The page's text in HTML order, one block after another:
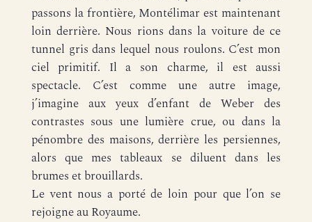
passons la frontière, Montélimar est maintenant
loin derrière. Nous rions dans la voiture de ce
tunnel gris dans lequel nous roulons. C’est mon
ciel primitif. Il a son charme, il est aussi
spectacle. C’est comme une autre image,
j’imagine aux yeux d’enfant de Weber des
contrastes sous une lumière crue, ou dans la
pénombre des maisons, derrière les persiennes,
alors que mes tableaux se diluent dans les
brumes et brouillards.
Le vent nous a porté de loin pour que l’on se
rejoigne au Royaume.